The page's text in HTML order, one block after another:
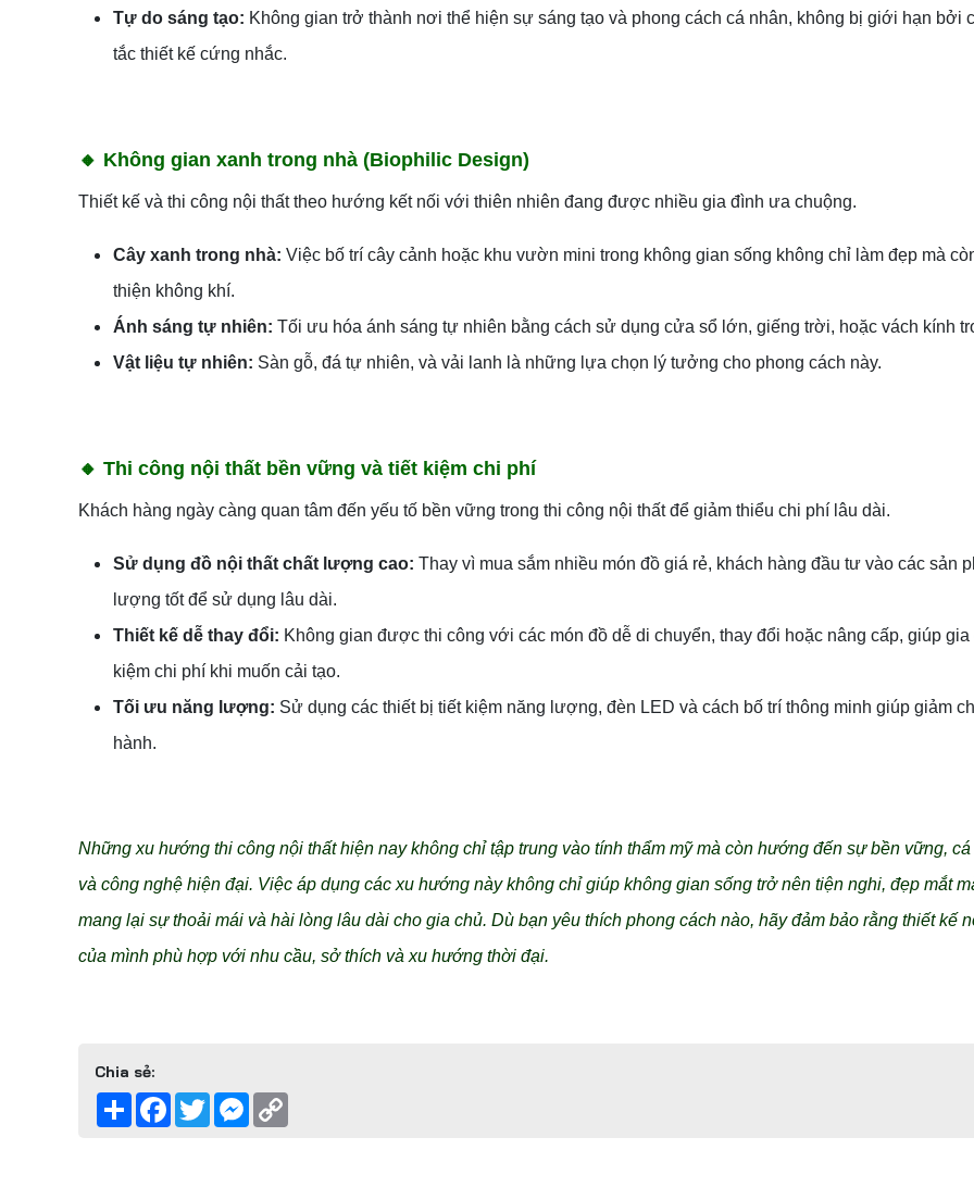
Tự do sáng tạo: Không gian trở thành nơi thể hiện sự sáng tạo và phong cách cá nhân, không bị giới hạn bởi
tắc thiết kế cứng nhắc.
🔸 Không gian xanh trong nhà (Biophilic Design)
Thiết kế và thi công nội thất theo hướng kết nối với thiên nhiên đang được nhiều gia đình ưa chuộng.
Cây xanh trong nhà: Việc bố trí cây cảnh hoặc khu vườn mini trong không gian sống không chỉ làm đẹp mà
thiện không khí.
Ánh sáng tự nhiên: Tối ưu hóa ánh sáng tự nhiên bằng cách sử dụng cửa sổ lớn, giếng trời, hoặc vách kính
Vật liệu tự nhiên: Sàn gỗ, đá tự nhiên, và vải lanh là những lựa chọn lý tưởng cho phong cách này.
🔸 Thi công nội thất bền vững và tiết kiệm chi phí
Khách hàng ngày càng quan tâm đến yếu tố bền vững trong thi công nội thất để giảm thiểu chi phí lâu dài.
Sử dụng đồ nội thất chất lượng cao: Thay vì mua sắm nhiều món đồ giá rẻ, khách hàng đầu tư vào các sản
lượng tốt để sử dụng lâu dài.
Thiết kế dễ thay đổi: Không gian được thi công với các món đồ dễ di chuyển, thay đổi hoặc nâng cấp, giúp gia
kiệm chi phí khi muốn cải tạo.
Tối ưu năng lượng: Sử dụng các thiết bị tiết kiệm năng lượng, đèn LED và cách bố trí thông minh giúp giảm
hành.
Những xu hướng thi công nội thất hiện nay không chỉ tập trung vào tính thẩm mỹ mà còn hướng đến sự bền vững,
và công nghệ hiện đại. Việc áp dụng các xu hướng này không chỉ giúp không gian sống trở nên tiện nghi, đẹp mắt
mang lại sự thoải mái và hài lòng lâu dài cho gia chủ. Dù bạn yêu thích phong cách nào, hãy đảm bảo rằng thiết kế
của mình phù hợp với nhu cầu, sở thích và xu hướng thời đại.
Chia sẻ:
Share Facebook
TwitterMessenger